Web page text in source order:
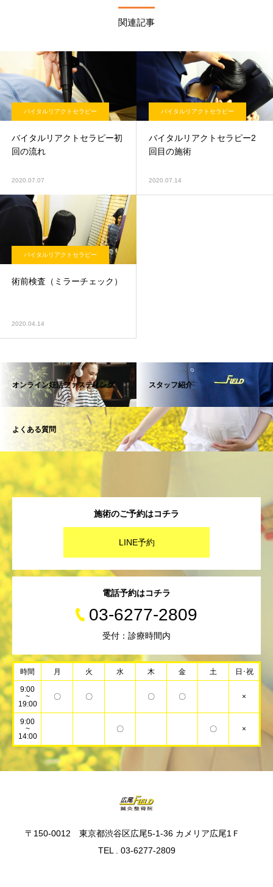
関連記事
バイタルリアクトセラピー
バイタルリアクトセラピー初
回の流れ
2020.07.07
バイタルリアクトセラピー
バイタルリアクトセラピー2
回目の施術
2020.07.14
バイタルリアクトセラピー
術前検査（ミラーチェック）
2020.04.14
オンライン妊活ファスティング スタッフ紹介
よくある質問
施術のご予約はコチラ
LINE予約
電話予約はコチラ
03-6277-2809
受付：診療時間内
時間 月 火 水 木 金 土 日･祝
9:00
~
19:00
〇 〇 〇 〇 ×
9:00
~
14:00
〇 〇 ×
〒150-0012 東京都渋谷区広尾5-1-36 カメリア広尾1Ｆ
TEL . 03-6277-2809